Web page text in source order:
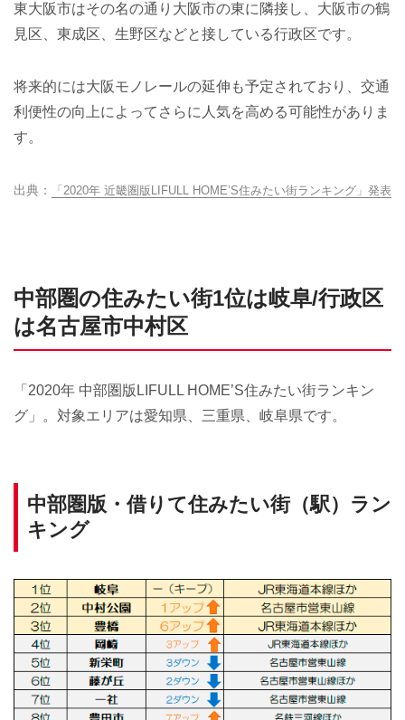
東大阪市はその名の通り大阪市の東に隣接し、大阪市の鶴
見区、東成区、生野区などと接している行政区です。
将来的には大阪モノレールの延伸も予定されており、交通
利便性の向上によってさらに人気を高める可能性がありま
す。
「2020年 近畿圏版LIFULL HOME’S住みたい街ランキング」発表
中部圏の住みたい街1位は岐阜/行政区
は名古屋市中村区
「2020年 中部圏版LIFULL HOME’S住みたい街ランキン
グ」。対象エリアは愛知県、三重県、岐阜県です。
中部圏版・借りて住みたい街（駅）ラン
キング